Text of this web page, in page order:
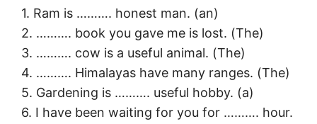
1. Ram is ………. honest man. (an)
2. ………. book you gave me is lost. (The)
3. ………. cow is a useful animal. (The)
4. ………. Himalayas have many ranges. (The)
5. Gardening is ………. useful hobby. (a)
6. I have been waiting for you for ………. hour.